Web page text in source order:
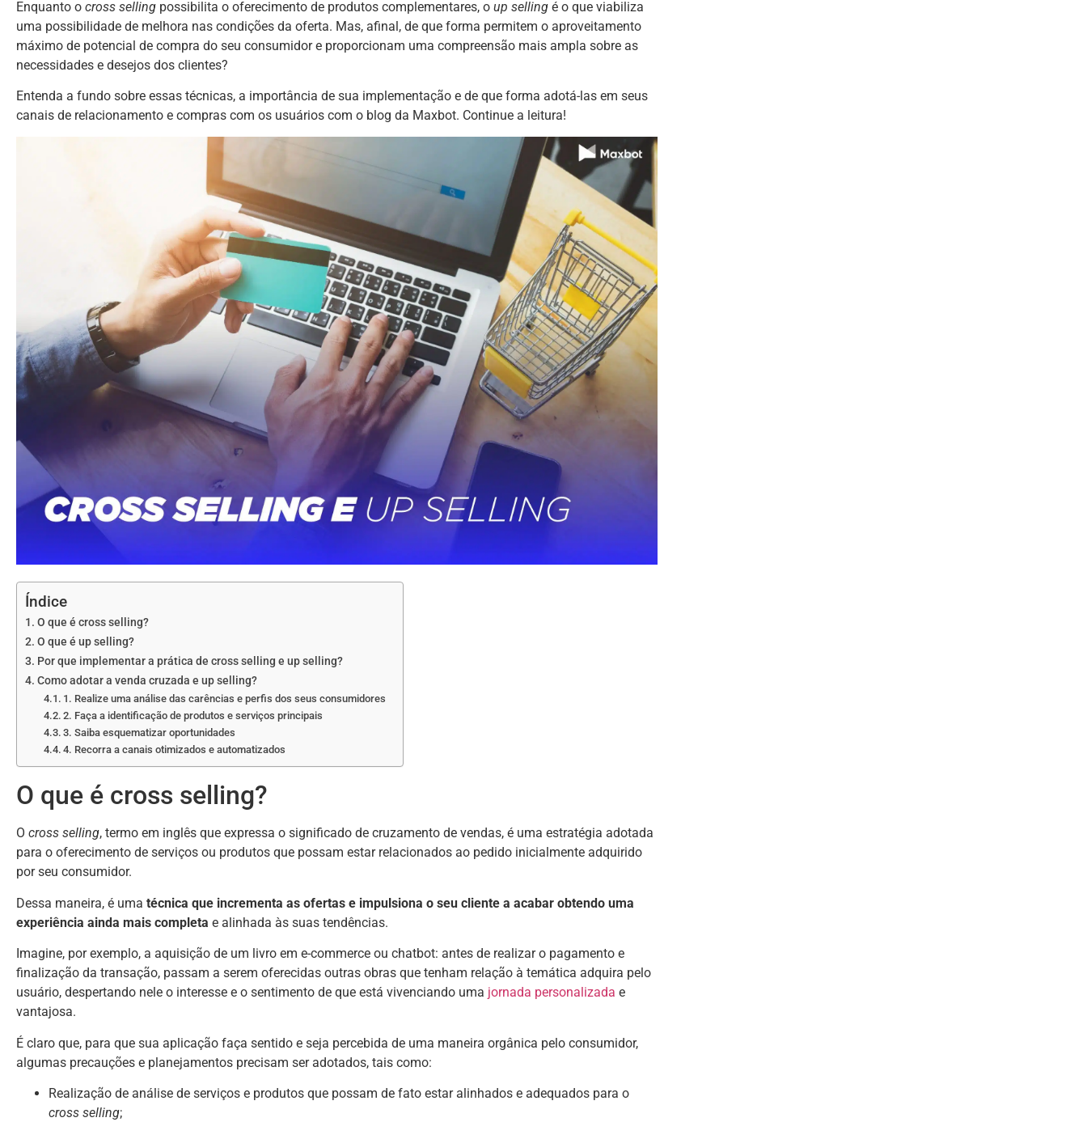
Enquanto o cross selling possibilita o oferecimento de produtos complementares, o up selling é o que viabiliza
uma possibilidade de melhora nas condições da oferta. Mas, afinal, de que forma permitem o aproveitamento
máximo de potencial de compra do seu consumidor e proporcionam uma compreensão mais ampla sobre as
necessidades e desejos dos clientes?
Entenda a fundo sobre essas técnicas, a importância de sua implementação e de que forma adotá-las em seus
canais de relacionamento e compras com os usuários com o blog da Maxbot. Continue a leitura!
Índice
O que é cross selling?
O que é up selling?
Por que implementar a prática de cross selling e up selling?
Como adotar a venda cruzada e up selling?
1. Realize uma análise das carências e perfis dos seus consumidores
2. Faça a identificação de produtos e serviços principais
3. Saiba esquematizar oportunidades
4. Recorra a canais otimizados e automatizados
O que é cross selling?
O cross selling, termo em inglês que expressa o significado de cruzamento de vendas, é uma estratégia adotada
para o oferecimento de serviços ou produtos que possam estar relacionados ao pedido inicialmente adquirido
por seu consumidor.
Dessa maneira, é uma técnica que incrementa as ofertas e impulsiona o seu cliente a acabar obtendo uma
experiência ainda mais completa e alinhada às suas tendências.
Imagine, por exemplo, a aquisição de um livro em e-commerce ou chatbot: antes de realizar o pagamento e
finalização da transação, passam a serem oferecidas outras obras que tenham relação à temática adquira pelo
usuário, despertando nele o interesse e o sentimento de que está vivenciando uma jornada personalizada e
vantajosa.
É claro que, para que sua aplicação faça sentido e seja percebida de uma maneira orgânica pelo consumidor,
algumas precauções e planejamentos precisam ser adotados, tais como:
Realização de análise de serviços e produtos que possam de fato estar alinhados e adequados para o
cross selling;